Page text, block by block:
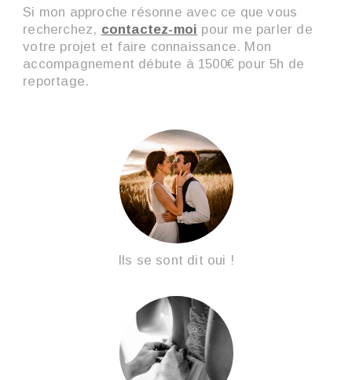
Si mon approche résonne avec ce que vous
recherchez, contactez-moi pour me parler de
votre projet et faire connaissance. Mon
accompagnement débute à 1500€ pour 5h de
reportage.
Ils se sont dit oui !